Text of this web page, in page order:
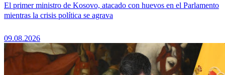
El primer ministro de Kosovo, atacado con huevos en el Parlamento
mientras la crisis política se agrava
09.08.2026